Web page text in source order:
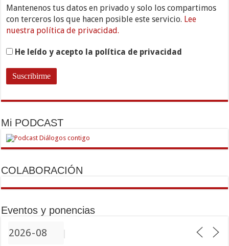
Mantenenos tus datos en privado y solo los compartimos
con terceros los que hacen posible este servicio. Lee
nuestra política de privacidad.
He leído y acepto la política de privacidad
Mi PODCAST
COLABORACIÓN
Eventos y ponencias